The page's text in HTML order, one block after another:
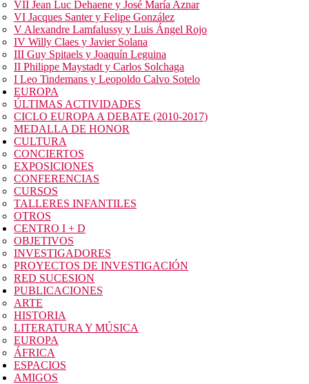
VII Jean Luc Dehaene y José María Aznar
VI Jacques Santer y Felipe González
V Alexandre Lamfalussy y Luis Ángel Rojo
IV Willy Claes y Javier Solana
III Guy Spitaels y Joaquín Leguina
II Philippe Maystadt y Carlos Solchaga
I Leo Tindemans y Leopoldo Calvo Sotelo
EUROPA
ÚLTIMAS ACTIVIDADES
CICLO EUROPA A DEBATE (2010-2017)
MEDALLA DE HONOR
CULTURA
CONCIERTOS
EXPOSICIONES
CONFERENCIAS
CURSOS
TALLERES INFANTILES
OTROS
CENTRO I + D
OBJETIVOS
INVESTIGADORES
PROYECTOS DE INVESTIGACIÓN
RED SUCESION
PUBLICACIONES
ARTE
HISTORIA
LITERATURA Y MÚSICA
EUROPA
ÁFRICA
ESPACIOS
AMIGOS